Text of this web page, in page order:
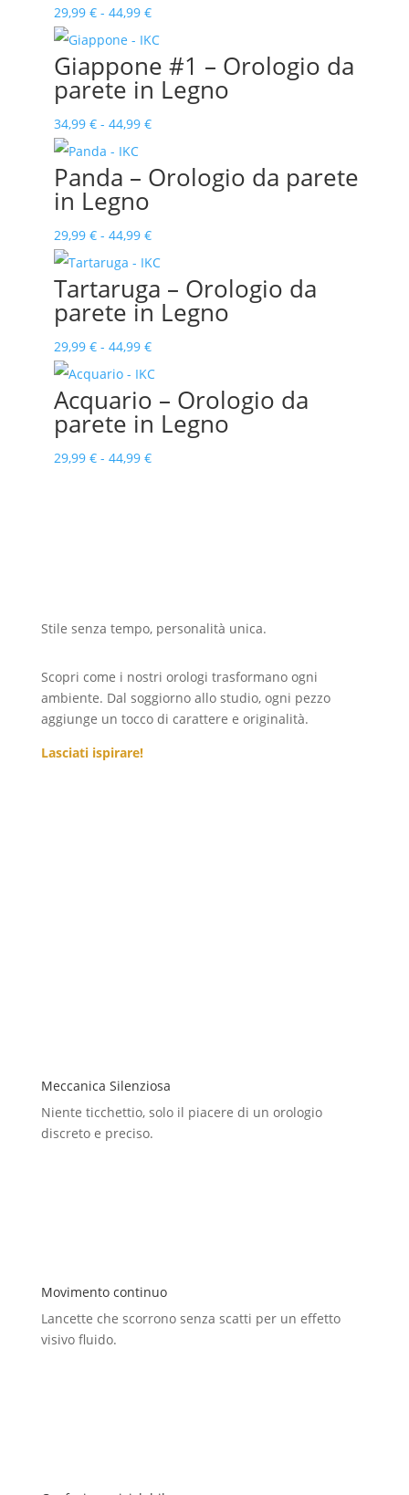
29,99 €
a
44,99 €
29,99 € - 44,99 €Fascia
di
prezzo:
da
29,99 €
44,99 €
Giappone #1 – Orologio da
parete in Legno
34,99 € - 44,99 €Fascia
prezzo:
34,99 €
a
44,99 €
Panda – Orologio da parete
in Legno
29,99 € - 44,99 €Fascia
di
prezzo:
da
29,99 €
a
44,99 €
Tartaruga – Orologio da
parete in Legno
29,99 € - 44,99 €Fascia
di
prezzo:
da
29,99 €
Acquario – Orologio da
parete in Legno
29,99 € - 44,99 €Fascia
Stile senza tempo, personalità unica.
Scopri come i nostri orologi trasformano ogni
ambiente. Dal soggiorno allo studio, ogni pezzo
aggiunge un tocco di carattere e originalità.
Lasciati ispirare!
Meccanica Silenziosa
Niente ticchettio, solo il piacere di un orologio
discreto e preciso.
Movimento continuo
Lancette che scorrono senza scatti per un effetto
visivo fluido.